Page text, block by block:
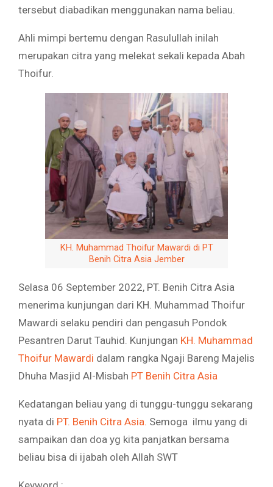
tersebut diabadikan menggunakan nama beliau.
Ahli mimpi bertemu dengan Rasulullah inilah
merupakan citra yang melekat sekali kepada Abah
Thoifur.
KH. Muhammad Thoifur Mawardi di PT
Benih Citra Asia Jember
Selasa 06 September 2022, PT. Benih Citra Asia
menerima kunjungan dari KH. Muhammad Thoifur
Mawardi selaku pendiri dan pengasuh Pondok
Pesantren Darut Tauhid. Kunjungan KH. Muhammad
Thoifur Mawardi dalam rangka Ngaji Bareng Majelis
Dhuha Masjid Al-Misbah PT Benih Citra Asia
Kedatangan beliau yang di tunggu-tunggu sekarang
nyata di PT. Benih Citra Asia. Semoga ilmu yang di
sampaikan dan doa yg kita panjatkan bersama
beliau bisa di ijabah oleh Allah SWT